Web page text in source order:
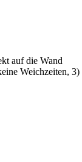
auf die Wand
Weichzeiten, 3)